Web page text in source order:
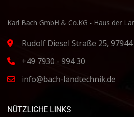
Karl Bach GmbH & Co.KG - Haus der
Rudolf Diesel Straße 25,
+49 7930 - 994 30
info@bach-landtechnik.de
NÜTZLICHE LINKS